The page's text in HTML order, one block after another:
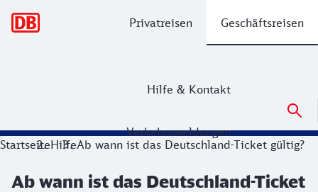
Privatreisen Geschäftsreisen
Hilfe & Kontakt
Verkehrsmeldungen
StartseiteHilfeAb wann ist das Deutschland-Ticket gültig?
Ab wann ist das Deutschland-Ticket